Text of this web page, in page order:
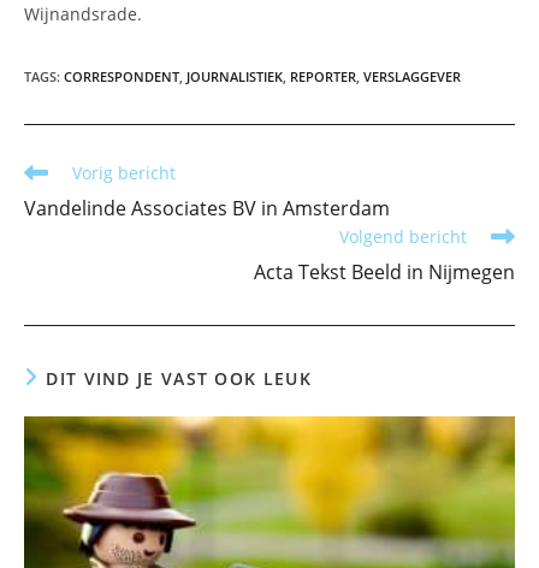
Wijnandsrade.
TAGS: CORRESPONDENT JOURNALISTIEK REPORTER VERSLAGGEVER
Lees
artikelen
Vorig bericht
Vandelinde Associates BV in Amsterdam
Volgend bericht
Acta Tekst Beeld in Nijmegen
DIT VIND JE VAST OOK LEUK